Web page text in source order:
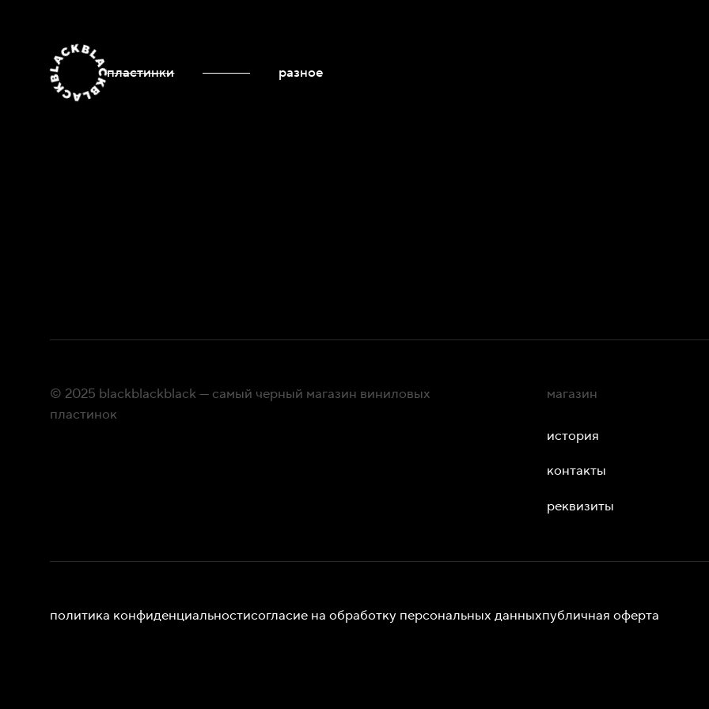
пластинки разное
© 2025 blackblackblack — самый черный магазин виниловых
пластинок
магазин
история
контакты
реквизиты
политика конфиденциальностисогласие на обработку персональных данныхпубличная оферта